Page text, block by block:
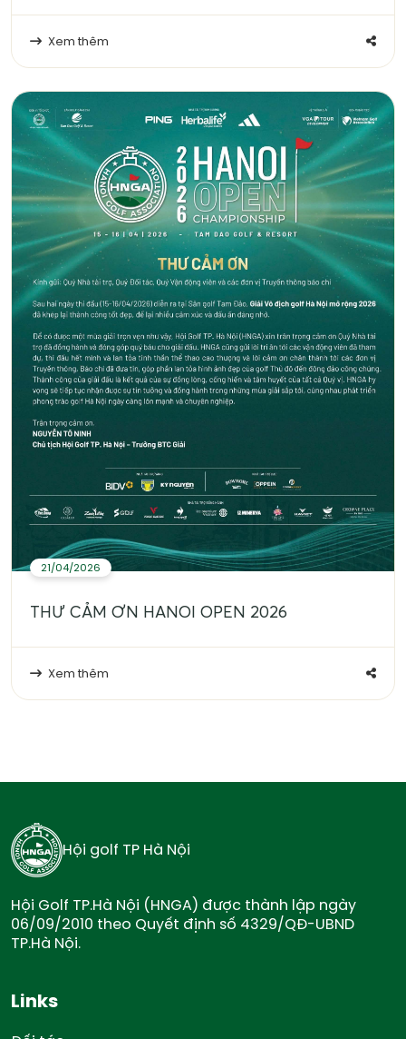
Xem thêm
21/04/2026
THƯ CẢM ƠN HANOI OPEN 2026
Xem thêm
Hội golf TP Hà Nội
Hội Golf TP.Hà Nội (HNGA) được thành lập ngày
06/09/2010 theo Quyết định số 4329/QĐ-UBND
TP.Hà Nội.
Links